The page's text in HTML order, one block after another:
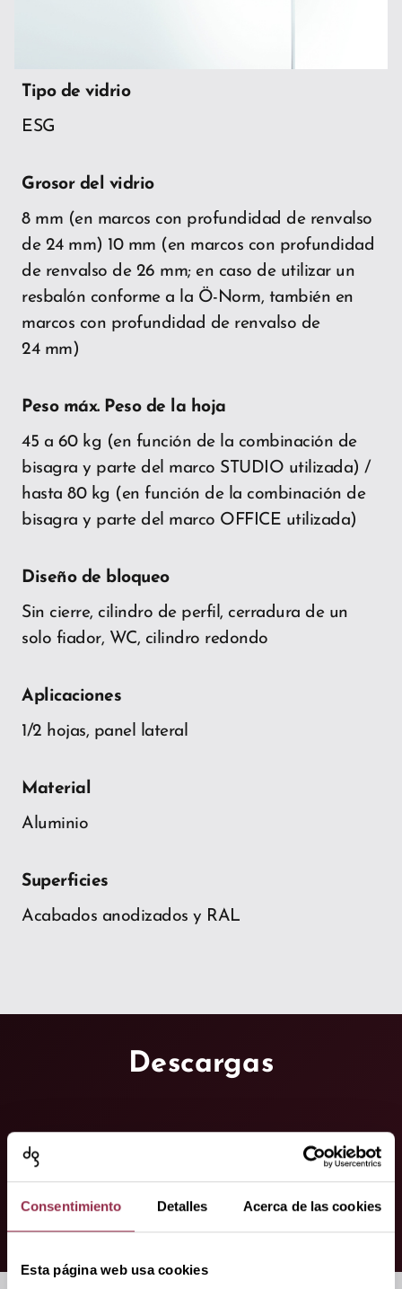
Consentimiento Detalles Acerca de las cookies
Esta página web usa cookies
Tipo de vidrio
ESG
Grosor del vidrio
8 mm (en marcos con profundidad de renvalso
de 24 mm) 10 mm (en marcos con profundidad
de renvalso de 26 mm; en caso de utilizar un
resbalón conforme a la Ö-Norm, también en
marcos con profundidad de renvalso de
24 mm)
Peso máx. Peso de la hoja
45 a 60 kg (en función de la combinación de
bisagra y parte del marco STUDIO utilizada) /
hasta 80 kg (en función de la combinación de
bisagra y parte del marco OFFICE utilizada)
Diseño de bloqueo
Sin cierre, cilindro de perfil, cerradura de un
solo fiador, WC, cilindro redondo
Aplicaciones
1/2 hojas, panel lateral
Material
Aluminio
Superficies
Acabados anodizados y RAL
Descargas
Información sobre producto keyboard_arrow_down
Instrucciones de montaje (3) keyboard_arrow_down